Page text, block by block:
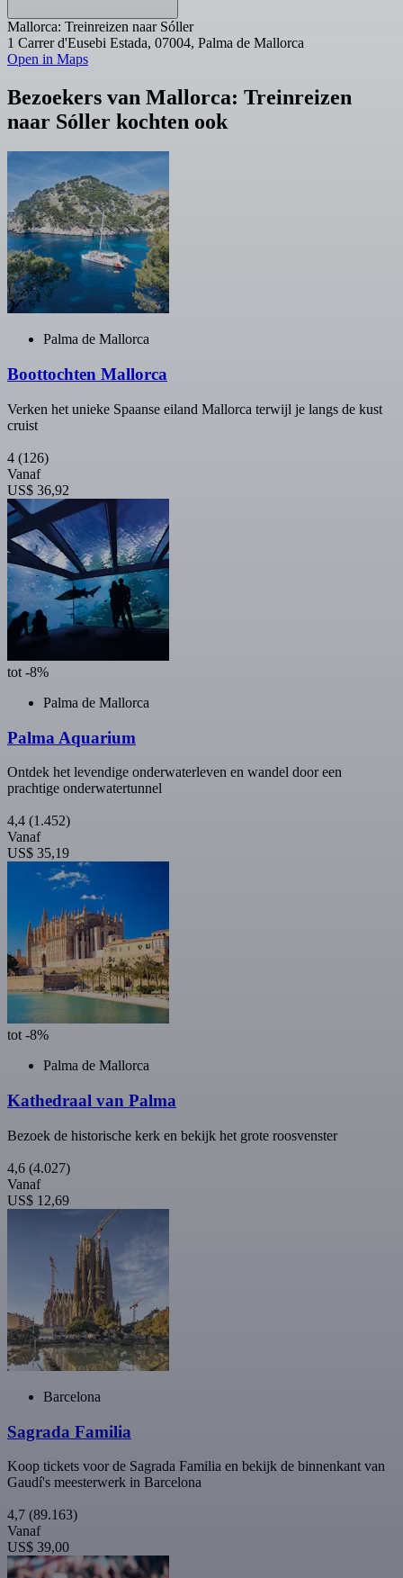
Mallorca: Treinreizen naar Sóller
1 Carrer d'Eusebi Estada, 07004, Palma de Mallorca
Open in Maps
Bezoekers van Mallorca: Treinreizen
naar Sóller kochten ook
Palma de Mallorca
Boottochten Mallorca
Verken het unieke Spaanse eiland Mallorca terwijl je langs de kust
cruist
4 (126)
Vanaf
US$ 36,92
tot -8%
Palma de Mallorca
Palma Aquarium
Ontdek het levendige onderwaterleven en wandel door een
prachtige onderwatertunnel
4,4 (1.452)
Vanaf
US$ 35,19
tot -8%
Palma de Mallorca
Kathedraal van Palma
Bezoek de historische kerk en bekijk het grote roosvenster
4,6 (4.027)
Vanaf
US$ 12,69
Barcelona
Sagrada Familia
Koop tickets voor de Sagrada Familia en bekijk de binnenkant van
Gaudí's meesterwerk in Barcelona
4,7 (89.163)
Vanaf
US$ 39,00